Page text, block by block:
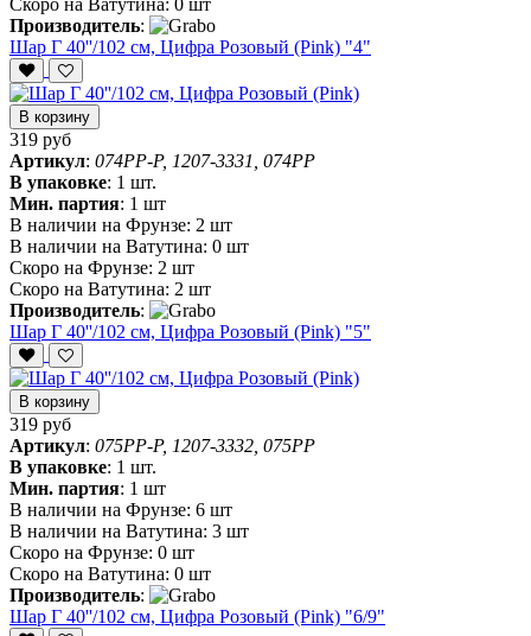
Производитель:
Шар Г 40''/102 см, Цифра Розовый (Pink) "4"
В корзину
319 руб
Артикул: 074PP-P, 1207-3331, 074PP
В упаковке: 1 шт.
Мин. партия: 1 шт
В наличии на Фрунзе: 2 шт
В наличии на Ватутина: 0 шт
Скоро на Фрунзе: 2 шт
Скоро на Ватутина: 2 шт
Производитель:
Шар Г 40''/102 см, Цифра Розовый (Pink) "5"
В корзину
319 руб
Артикул: 075PP-P, 1207-3332, 075PP
В упаковке: 1 шт.
Мин. партия: 1 шт
В наличии на Фрунзе: 6 шт
В наличии на Ватутина: 3 шт
Скоро на Фрунзе: 0 шт
Скоро на Ватутина: 0 шт
Производитель:
Шар Г 40''/102 см, Цифра Розовый (Pink) "6/9"